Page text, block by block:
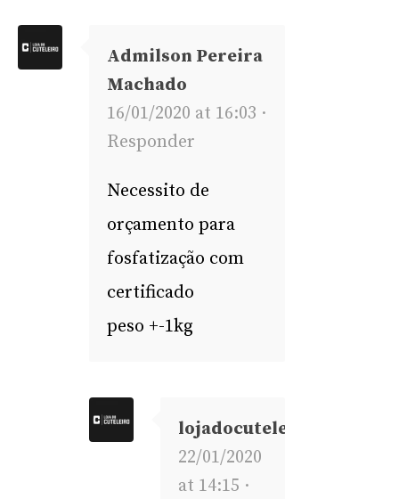
Admilson Pereira
Machado
16/01/2020 at 16:03 ·
Responder
Necessito de
orçamento para
fosfatização com
certificado
peso +-1kg
lojadocuteleiro
22/01/2020
at 14:15 ·